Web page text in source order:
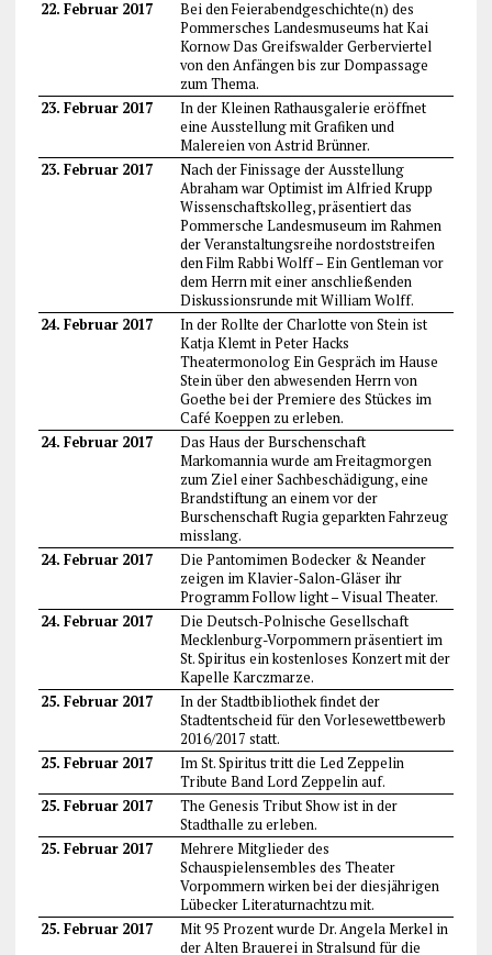
22. Februar 2017
Bei den Feierabendgeschichte(n) des
Pommersches Landesmuseums hat Kai
Kornow Das Greifswalder Gerberviertel
von den Anfängen bis zur Dompassage
zum Thema.
23. Februar 2017
In der Kleinen Rathausgalerie eröffnet
eine Ausstellung mit Grafiken und
Malereien von Astrid Brünner.
23. Februar 2017
Nach der Finissage der Ausstellung
Abraham war Optimist im Alfried Krupp
Wissenschaftskolleg, präsentiert das
Pommersche Landesmuseum im Rahmen
der Veranstaltungsreihe nordoststreifen
den Film Rabbi Wolff – Ein Gentleman vor
dem Herrn mit einer anschließenden
Diskussionsrunde mit William Wolff.
24. Februar 2017
In der Rollte der Charlotte von Stein ist
Katja Klemt in Peter Hacks
Theatermonolog Ein Gespräch im Hause
Stein über den abwesenden Herrn von
Goethe bei der Premiere des Stückes im
Café Koeppen zu erleben.
24. Februar 2017
Das Haus der Burschenschaft
Markomannia wurde am Freitagmorgen
zum Ziel einer Sachbeschädigung, eine
Brandstiftung an einem vor der
Burschenschaft Rugia geparkten Fahrzeug
misslang.
24. Februar 2017
Die Pantomimen Bodecker & Neander
zeigen im Klavier-Salon-Gläser ihr
Programm Follow light – Visual Theater.
24. Februar 2017
Die Deutsch-Polnische Gesellschaft
Mecklenburg-Vorpommern präsentiert im
St. Spiritus ein kostenloses Konzert mit der
Kapelle Karczmarze.
25. Februar 2017
In der Stadtbibliothek findet der
Stadtentscheid für den Vorlesewettbewerb
2016/2017 statt.
25. Februar 2017
Im St. Spiritus tritt die Led Zeppelin
Tribute Band Lord Zeppelin auf.
25. Februar 2017
The Genesis Tribut Show ist in der
Stadthalle zu erleben.
25. Februar 2017
Mehrere Mitglieder des
Schauspielensembles des Theater
Vorpommern wirken bei der diesjährigen
Lübecker Literaturnachtzu mit.
25. Februar 2017
Mit 95 Prozent wurde Dr. Angela Merkel in
der Alten Brauerei in Stralsund für die